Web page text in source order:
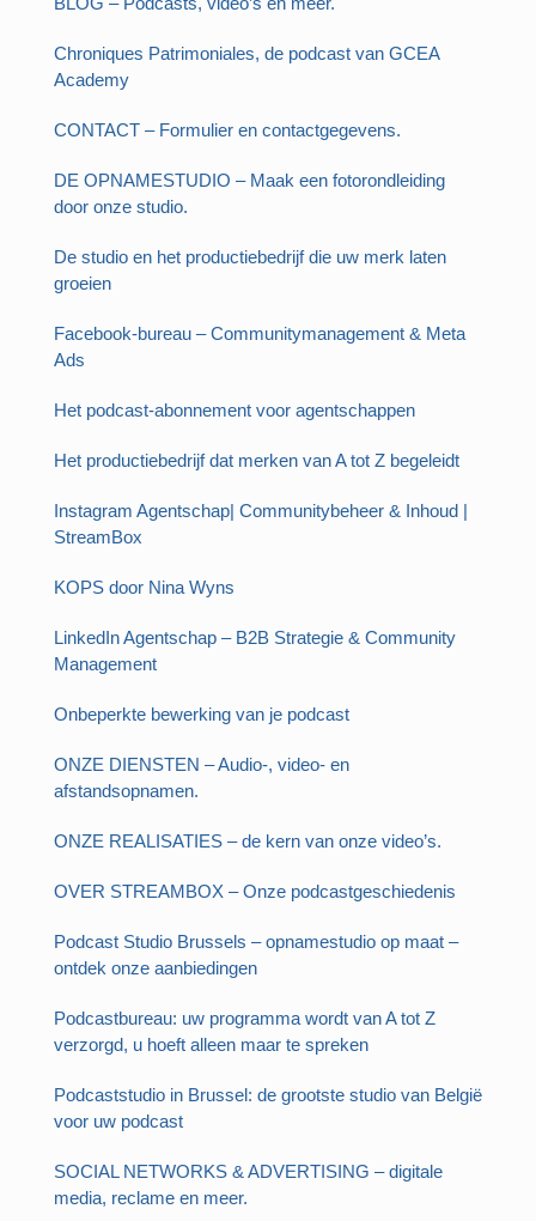
Chroniques Patrimoniales, de podcast van GCEA
Academy
CONTACT – Formulier en contactgegevens.
DE OPNAMESTUDIO – Maak een fotorondleiding
door onze studio.
De studio en het productiebedrijf die uw merk laten
groeien
Facebook-bureau – Communitymanagement & Meta
Ads
Het podcast-abonnement voor agentschappen
Het productiebedrijf dat merken van A tot Z begeleidt
Instagram Agentschap| Communitybeheer & Inhoud |
StreamBox
KOPS door Nina Wyns
LinkedIn Agentschap – B2B Strategie & Community
Management
Onbeperkte bewerking van je podcast
ONZE DIENSTEN – Audio-, video- en
afstandsopnamen.
ONZE REALISATIES – de kern van onze video’s.
OVER STREAMBOX – Onze podcastgeschiedenis
Podcast Studio Brussels – opnamestudio op maat –
ontdek onze aanbiedingen
Podcastbureau: uw programma wordt van A tot Z
verzorgd, u hoeft alleen maar te spreken
Podcaststudio in Brussel: de grootste studio van België
voor uw podcast
SOCIAL NETWORKS & ADVERTISING – digitale
media, reclame en meer.